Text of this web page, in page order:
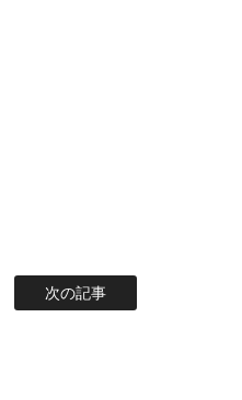
次の記事